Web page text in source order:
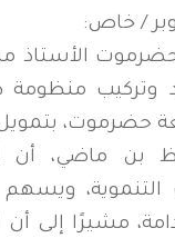
الأستاذ
وتركيب
حضرموت،
بن ماضي، أن
ويسهم
مشيرًا إلى أن